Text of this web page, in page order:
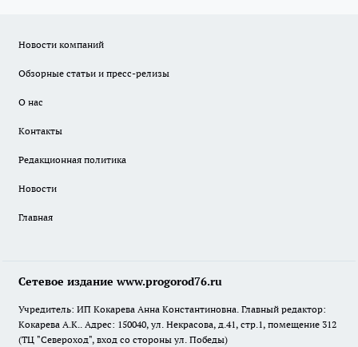
Новости компаний
Обзорные статьи и пресс-релизы
О нас
Контакты
Редакционная политика
Новости
Главная
Сетевое издание www.progorod76.ru
Учредитель: ИП Кокарева Анна Константиновна. Главный редактор:
Кокарева А.К.. Адрес: 150040, ул. Некрасова, д.41, стр.1, помещение 312
(ТЦ "Североход", вход со стороны ул. Победы)